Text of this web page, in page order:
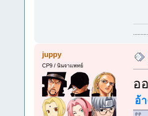
juppy
CP9 / นินจาแพทย์
อ
อ้